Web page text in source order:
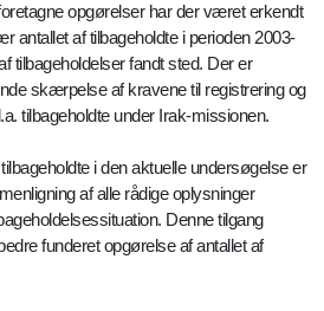
opgørelser har der været erkendt
antallet af tilbageholdte i perioden 2003-
tilbageholdelser fandt sted. Der er
skærpelse af kravene til registrering og
tilbageholdte under Irak-missionen.
i den aktuelle undersøgelse er
af alle rådige oplysninger
Denne tilgang
funderet opgørelse af antallet af